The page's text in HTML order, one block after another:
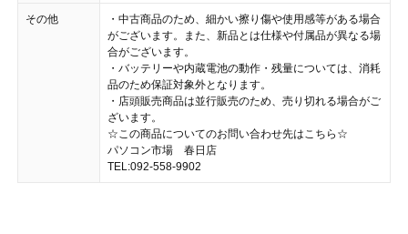
その他
・中古商品のため、細かい擦り傷や使用感等がある場合
がございます。また、新品とは仕様や付属品が異なる場
合がございます。
・バッテリーや内蔵電池の動作・残量については、消耗
品のため保証対象外となります。
・店頭販売商品は並行販売のため、売り切れる場合がご
ざいます。
☆この商品についてのお問い合わせ先はこちら☆
パソコン市場 春日店
TEL:092-558-9902